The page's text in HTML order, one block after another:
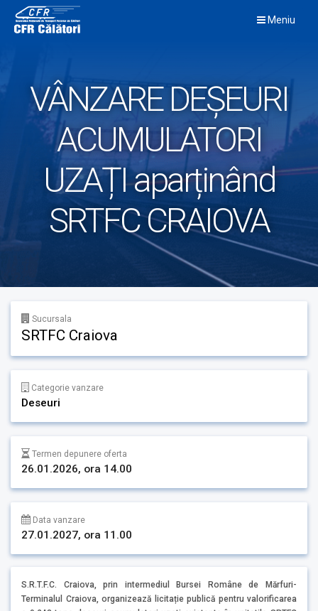
content
Meniu
VÂNZARE DEȘEURI
ACUMULATORI
UZAȚI aparținând
SRTFC CRAIOVA
Sucursala
SRTFC Craiova
Categorie vanzare
Deseuri
Termen depunere oferta
26.01.2026, ora 14.00
Data vanzare
27.01.2027, ora 11.00
S.R.T.F.C. Craiova, prin intermediul Bursei Române de Mărfuri-
Terminalul Craiova, organizează licitație publică pentru valorificarea